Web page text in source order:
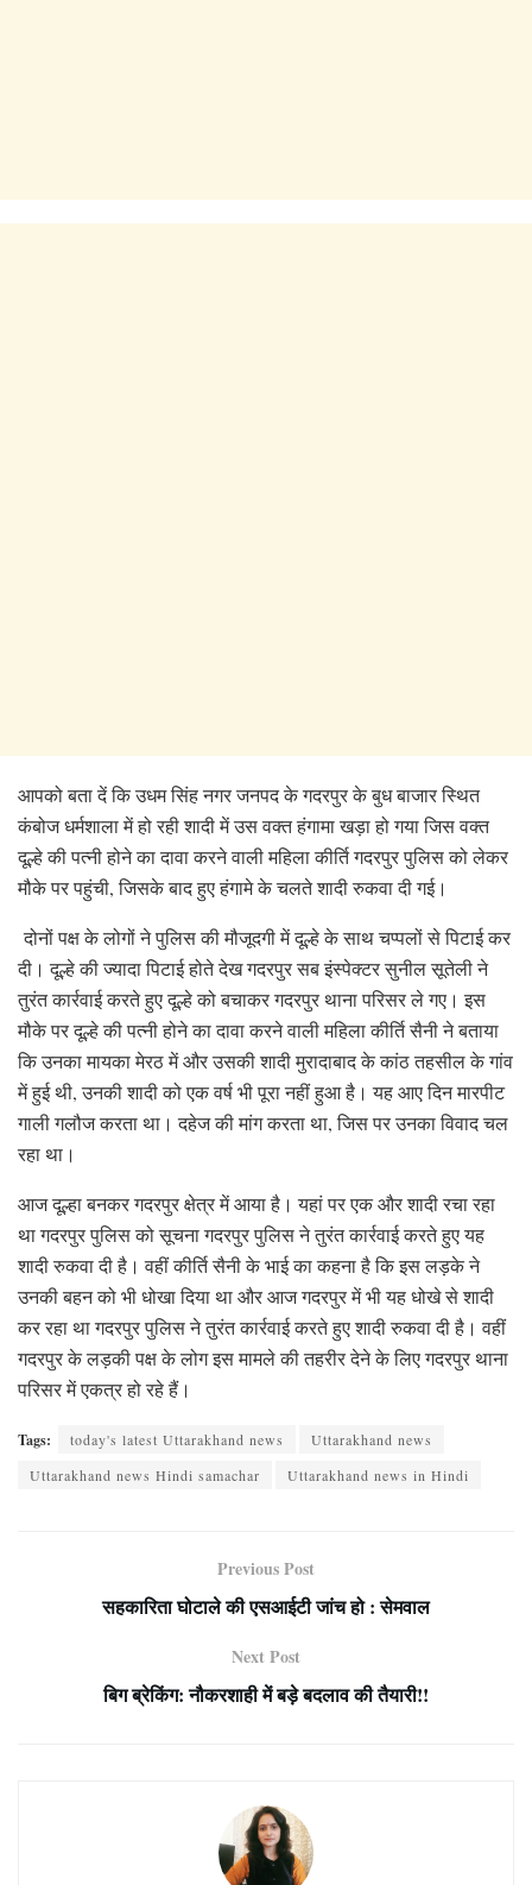
आपको बता दें कि उधम सिंह नगर जनपद के गदरपुर के बुध बाजार स्थित
कंबोज धर्मशाला में हो रही शादी में उस वक्त हंगामा खड़ा हो गया जिस वक्त
दूल्हे की पत्नी होने का दावा करने वाली महिला कीर्ति गदरपुर पुलिस को लेकर
मौके पर पहुंची, जिसके बाद हुए हंगामे के चलते शादी रुकवा दी गई।
दोनों पक्ष के लोगों ने पुलिस की मौजूदगी में दूल्हे के साथ चप्पलों से पिटाई कर
दी। दूल्हे की ज्यादा पिटाई होते देख गदरपुर सब इंस्पेक्टर सुनील सूतेली ने
तुरंत कार्रवाई करते हुए दूल्हे को बचाकर गदरपुर थाना परिसर ले गए। इस
मौके पर दूल्हे की पत्नी होने का दावा करने वाली महिला कीर्ति सैनी ने बताया
कि उनका मायका मेरठ में और उसकी शादी मुरादाबाद के कांठ तहसील के गांव
में हुई थी, उनकी शादी को एक वर्ष भी पूरा नहीं हुआ है। यह आए दिन मारपीट
गाली गलौज करता था। दहेज की मांग करता था, जिस पर उनका विवाद चल
रहा था।
आज दूल्हा बनकर गदरपुर क्षेत्र में आया है। यहां पर एक और शादी रचा रहा
था गदरपुर पुलिस को सूचना गदरपुर पुलिस ने तुरंत कार्रवाई करते हुए यह
शादी रुकवा दी है। वहीं कीर्ति सैनी के भाई का कहना है कि इस लड़के ने
उनकी बहन को भी धोखा दिया था और आज गदरपुर में भी यह धोखे से शादी
कर रहा था गदरपुर पुलिस ने तुरंत कार्रवाई करते हुए शादी रुकवा दी है। वहीं
गदरपुर के लड़की पक्ष के लोग इस मामले की तहरीर देने के लिए गदरपुर थाना
परिसर में एकत्र हो रहे हैं।
Tags: today's latest Uttarakhand news
Uttarakhand news
Uttarakhand news Hindi samachar
Uttarakhand news in Hindi
Previous Post
सहकारिता घोटाले की एसआईटी जांच हो : सेमवाल
Next Post
बिग ब्रेकिंग: नौकरशाही में बड़े बदलाव की तैयारी!!